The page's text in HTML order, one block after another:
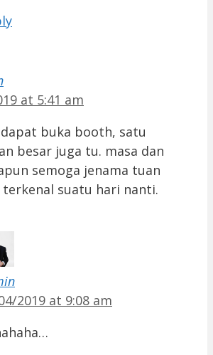
at 5:41 am
buka booth, satu
besar juga tu. masa dan
semoga jenama tuan
terkenal suatu hari nanti.
2019 at 9:08 am